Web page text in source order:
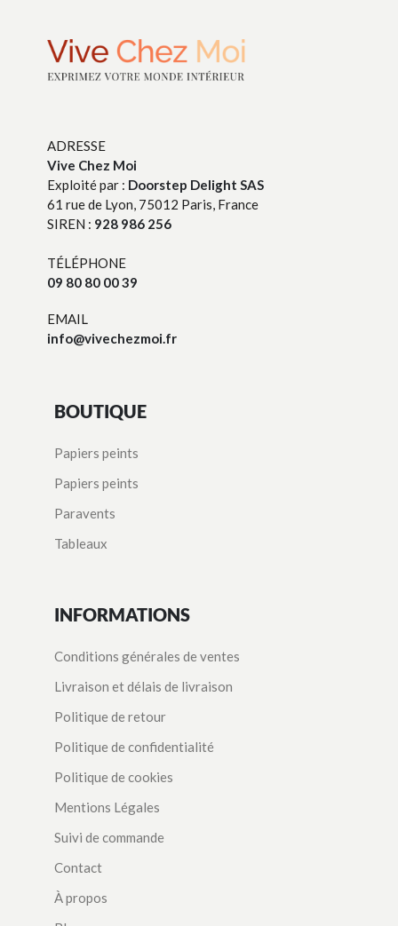
ADRESSE
Vive Chez Moi
Exploité par : Doorstep Delight SAS
61 rue de Lyon, 75012 Paris, France
SIREN : 928 986 256
TÉLÉPHONE
09 80 80 00 39
EMAIL
info@vivechezmoi.fr
BOUTIQUE
Papiers peints
Papiers peints
Paravents
Tableaux
INFORMATIONS
Conditions générales de ventes
Livraison et délais de livraison
Politique de retour
Politique de confidentialité
Politique de cookies
Mentions Légales
Suivi de commande
Contact
À propos